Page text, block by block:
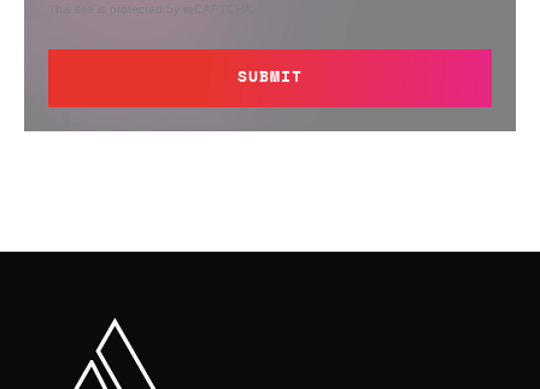
This site is protected by reCAPTCHA.
SUBMIT